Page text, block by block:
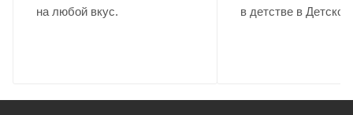
на любой вкус.
в детстве в